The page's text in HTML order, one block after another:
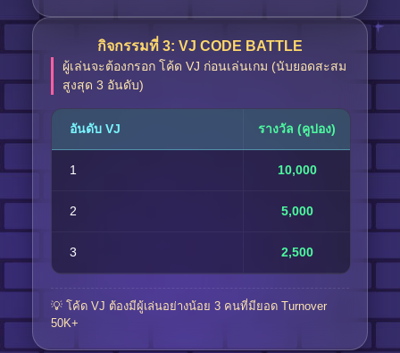
กิจกรรมที่ 3: VJ CODE BATTLE
ผู้เล่นจะต้องกรอก โค้ด VJ ก่อนเล่นเกม (นับยอดสะสม
สูงสุด 3 อันดับ)
อันดับ VJ รางวัล (คูปอง)
1 10,000
2 5,000
3 2,500
💡 โค้ด VJ ต้องมีผู้เล่นอย่างน้อย 3 คนที่มียอด Turnover
50K+